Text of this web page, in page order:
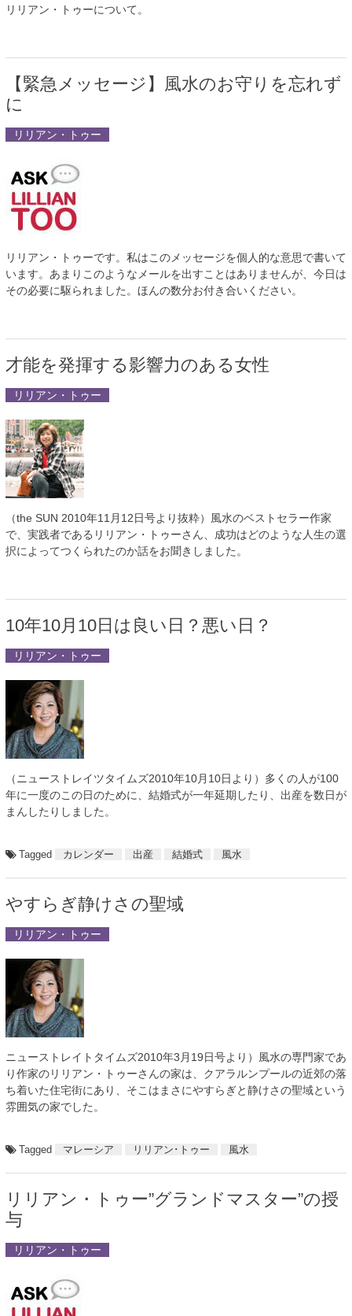
リリアン・トゥーについて。
【緊急メッセージ】風水のお守りを忘れず
に
リリアン・トゥー
リリアン・トゥーです。私はこのメッセージを個人的な意思で書いて
います。あまりこのようなメールを出すことはありませんが、今日は
その必要に駆られました。ほんの数分お付き合いください。
才能を発揮する影響力のある女性
リリアン・トゥー
（the SUN 2010年11月12日号より抜粋）風水のベストセラー作家
で、実践者であるリリアン・トゥーさん、成功はどのような人生の選
択によってつくられたのか話をお聞きしました。
10年10月10日は良い日？悪い日？
リリアン・トゥー
（ニューストレイツタイムズ2010年10月10日より）多くの人が100
年に一度のこの日のために、結婚式が一年延期したり、出産を数日が
まんしたりしました。
Tagged カレンダー 出産 結婚式 風水
やすらぎ静けさの聖域
リリアン・トゥー
ニューストレイトタイムズ2010年3月19日号より）風水の専門家であ
り作家のリリアン・トゥーさんの家は、クアラルンプールの近郊の落
ち着いた住宅街にあり、そこはまさにやすらぎと静けさの聖域という
雰囲気の家でした。
Tagged マレーシア リリアン･トゥー 風水
リリアン・トゥー”グランドマスター”の授
与
リリアン・トゥー